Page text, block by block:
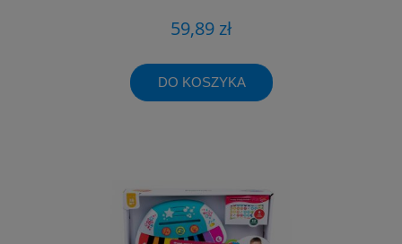
59,89 zł
DO KOSZYKA